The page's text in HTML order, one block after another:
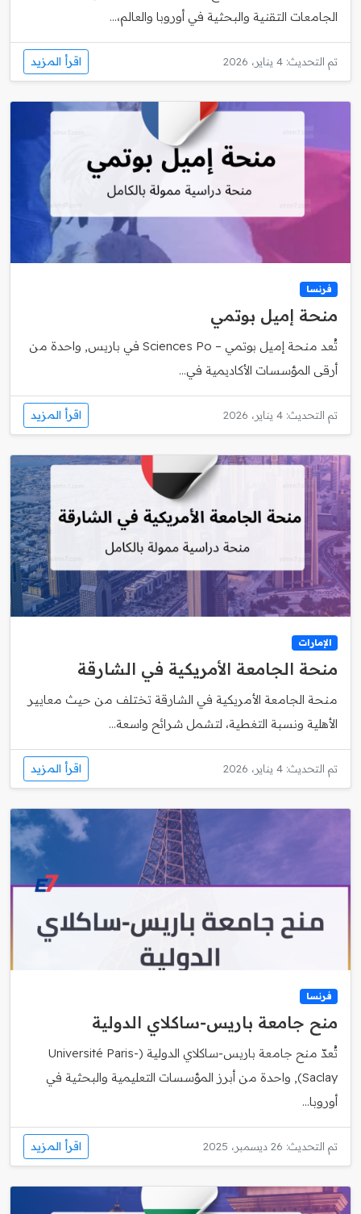
الجامعات التقنية والبحثية في أوروبا والعالم،...
تم التحديث: 4 يناير، 2026 اقرأ المزيد
فرنسا
منحة إميل بوتمي
تُعد منحة إميل بوتمي – Sciences Po في باريس, واحدة من
أرقى المؤسسات الأكاديمية في...
تم التحديث: 4 يناير، 2026 اقرأ المزيد
الإمارات
منحة الجامعة الأمريكية في الشارقة
منحة الجامعة الأمريكية في الشارقة تختلف من حيث معايير
الأهلية ونسبة التغطية، لتشمل شرائح واسعة...
تم التحديث: 4 يناير، 2026 اقرأ المزيد
فرنسا
منح جامعة باريس‑ساكلاي الدولية
تُعدّ منح جامعة باريس‑ساكلاي الدولية (Université Paris-
Saclay), واحدة من أبرز المؤسسات التعليمية والبحثية في
أوروبا...
تم التحديث: 26 ديسمبر، 2025 اقرأ المزيد